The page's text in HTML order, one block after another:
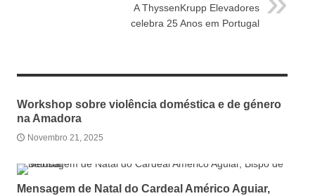
A ThyssenKrupp Elevadores
celebra 25 Anos em Portugal
Workshop sobre violência doméstica e de género
na Amadora
Novembro 21, 2025
Mensagem de Natal do Cardeal Américo Aguiar,